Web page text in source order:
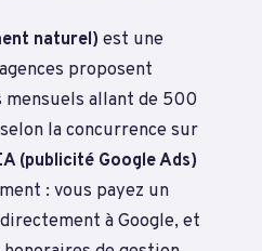
naturel) est une
proposent
allant de 500
la concurrence sur
(publicité Google Ads)
: vous payez un
à Google, et